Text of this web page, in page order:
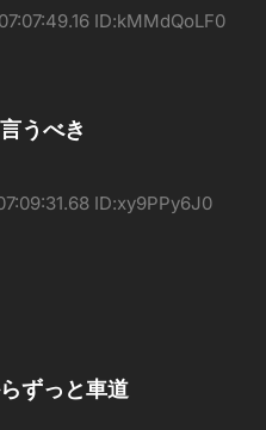
ID:kMMdQoLF0
うべき
ID:xy9PPy6J0
ずっと車道